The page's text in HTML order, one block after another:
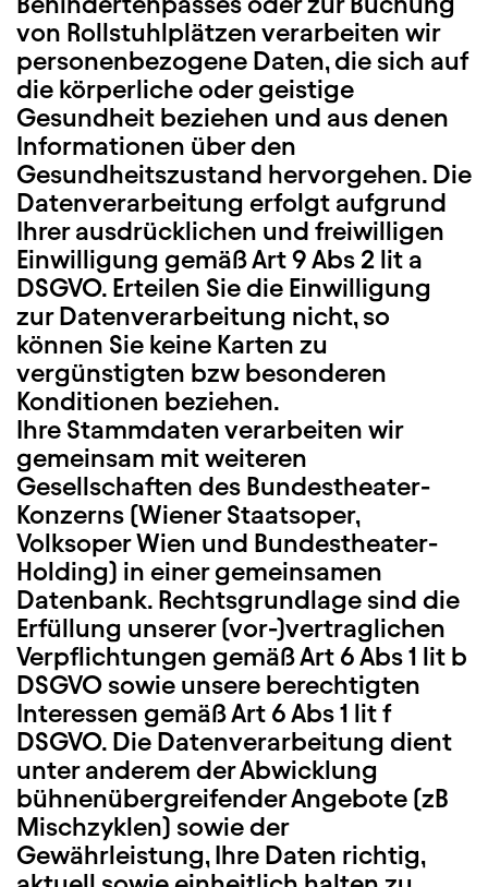
von Rollstuhlplätzen verarbeiten wir
personenbezogene Daten, die sich auf
die körperliche oder geistige
Gesundheit beziehen und aus denen
Informationen über den
Gesundheitszustand hervorgehen. Die
Datenverarbeitung erfolgt aufgrund
Ihrer ausdrücklichen und freiwilligen
Einwilligung gemäß Art 9 Abs 2 lit a
DSGVO. Erteilen Sie die Einwilligung
zur Datenverarbeitung nicht, so
können Sie keine Karten zu
vergünstigten bzw besonderen
Konditionen beziehen.
Ihre Stammdaten verarbeiten wir
gemeinsam mit weiteren
Gesellschaften des Bundestheater-
Konzerns (Wiener Staatsoper,
Volksoper Wien und Bundestheater-
Holding) in einer gemeinsamen
Datenbank. Rechtsgrundlage sind die
Erfüllung unserer (vor-)vertraglichen
Verpflichtungen gemäß Art 6 Abs 1 lit b
DSGVO sowie unsere berechtigten
Interessen gemäß Art 6 Abs 1 lit f
DSGVO. Die Datenverarbeitung dient
unter anderem der Abwicklung
bühnenübergreifender Angebote (zB
Mischzyklen) sowie der
Gewährleistung, Ihre Daten richtig,